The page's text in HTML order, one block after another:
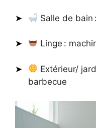
Salle de bain
Linge :
Extérieur/
barbecue